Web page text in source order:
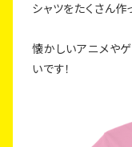
シャツをたくさん作
懐かしいアニメや
いです！